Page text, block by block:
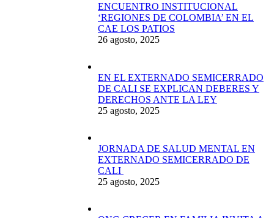
ENCUENTRO INSTITUCIONAL
‘REGIONES DE COLOMBIA’ EN EL
CAE LOS PATIOS
26 agosto, 2025
EN EL EXTERNADO SEMICERRADO
DE CALI SE EXPLICAN DEBERES Y
DERECHOS ANTE LA LEY
25 agosto, 2025
JORNADA DE SALUD MENTAL EN
EXTERNADO SEMICERRADO DE
CALI
25 agosto, 2025